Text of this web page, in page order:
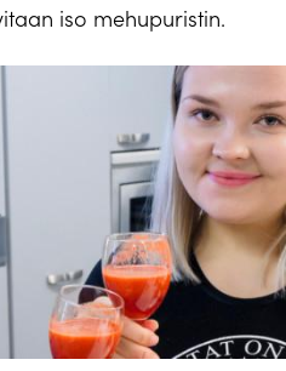
iso mehupuristin.